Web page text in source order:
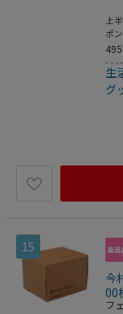
上
ポ
フ
の
な
シ
兼
に
生
グ
15
今
00
フ